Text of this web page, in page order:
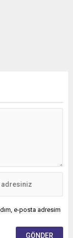
e-posta adresim